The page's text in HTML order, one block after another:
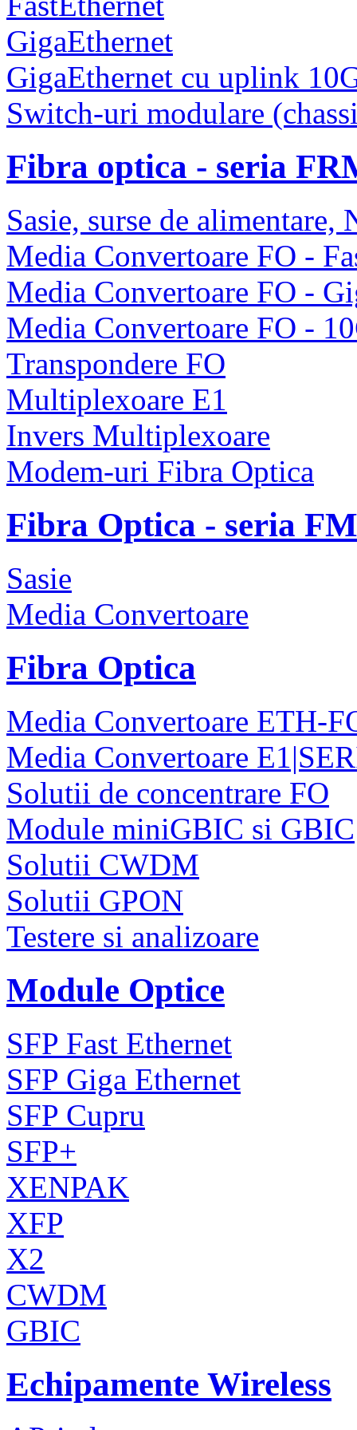
GigaEthernet
GigaEthernet cu uplink
Switch-uri modulare
Fibra optica - seria
Sasie, surse de alimentare,
Media Convertoare FO -
Media Convertoare FO -
Media Convertoare FO -
Transpondere FO
Multiplexoare E1
Invers Multiplexoare
Modem-uri Fibra Optica
Fibra Optica - seria
Sasie
Media Convertoare
Fibra Optica
Media Convertoare ETH-
Media Convertoare
Solutii de concentrare FO
Module miniGBIC si GBIC
Solutii CWDM
Solutii GPON
Testere si analizoare
Module Optice
SFP Fast Ethernet
SFP Giga Ethernet
SFP Cupru
SFP+
XENPAK
XFP
X2
CWDM
GBIC
Echipamente Wireless